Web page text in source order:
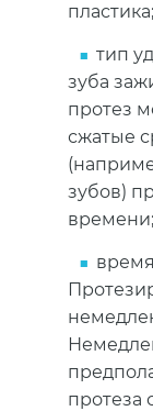
пластика;
тип
зуба
протез
сжатые
зубов)
времени;
протеза